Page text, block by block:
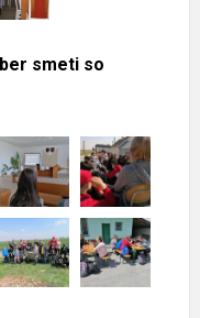
smeti so